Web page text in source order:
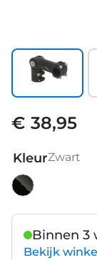
€ 38,95
KleurZwart
Binnen 3
Bekijk